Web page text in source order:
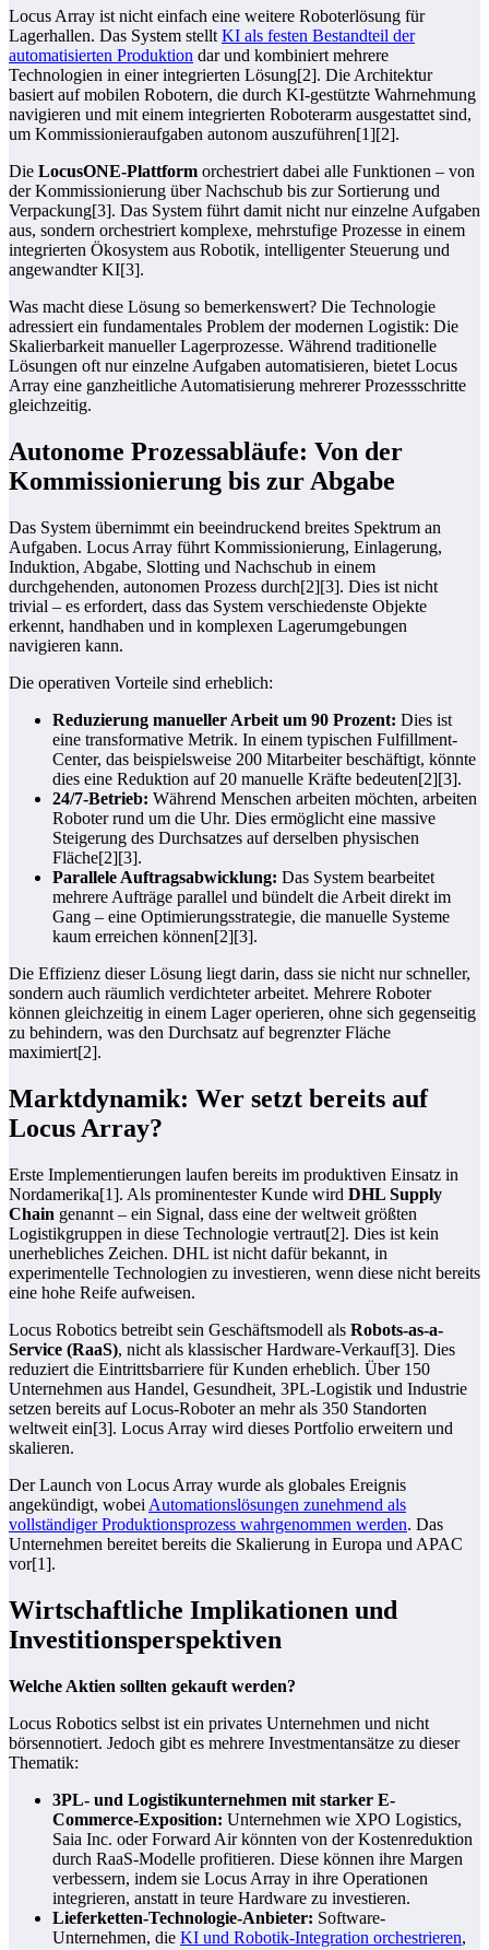
Locus Array ist nicht einfach eine weitere Roboterlösung für
Lagerhallen. Das System stelltKI als festen Bestandteil der
automatisierten Produktion dar und kombiniert mehrere
Technologien in einer integrierten Lösung[2]. Die Architektur
basiert auf mobilen Robotern, die durch KI-gestützte Wahrnehmung
navigieren und mit einem integrierten Roboterarm ausgestattet sind,
um Kommissionieraufgaben autonom auszuführen[1][2].
Die LocusONE-Plattform orchestriert dabei alle Funktionen – von
der Kommissionierung über Nachschub bis zur Sortierung und
Verpackung[3]. Das System führt damit nicht nur einzelne Aufgaben
aus, sondern orchestriert komplexe, mehrstufige Prozesse in einem
integrierten Ökosystem aus Robotik, intelligenter Steuerung und
angewandter KI[3].
Was macht diese Lösung so bemerkenswert? Die Technologie
adressiert ein fundamentales Problem der modernen Logistik: Die
Skalierbarkeit manueller Lagerprozesse. Während traditionelle
Lösungen oft nur einzelne Aufgaben automatisieren, bietet Locus
Array eine ganzheitliche Automatisierung mehrerer Prozessschritte
gleichzeitig.
Autonome Prozessabläufe: Von der
Kommissionierung bis zur Abgabe
Das System übernimmt ein beeindruckend breites Spektrum an
Aufgaben. Locus Array führt Kommissionierung, Einlagerung,
Induktion, Abgabe, Slotting und Nachschub in einem
durchgehenden, autonomen Prozess durch[2][3]. Dies ist nicht
trivial – es erfordert, dass das System verschiedenste Objekte
erkennt, handhaben und in komplexen Lagerumgebungen
navigieren kann.
Die operativen Vorteile sind erheblich:
Reduzierung manueller Arbeit um 90 Prozent: Dies ist
eine transformative Metrik. In einem typischen Fulfillment-
Center, das beispielsweise 200 Mitarbeiter beschäftigt, könnte
dies eine Reduktion auf 20 manuelle Kräfte bedeuten[2][3].
24/7-Betrieb: Während Menschen arbeiten möchten, arbeiten
Roboter rund um die Uhr. Dies ermöglicht eine massive
Steigerung des Durchsatzes auf derselben physischen
Fläche[2][3].
Parallele Auftragsabwicklung: Das System bearbeitet
mehrere Aufträge parallel und bündelt die Arbeit direkt im
Gang – eine Optimierungsstrategie, die manuelle Systeme
kaum erreichen können[2][3].
Die Effizienz dieser Lösung liegt darin, dass sie nicht nur schneller,
sondern auch räumlich verdichteter arbeitet. Mehrere Roboter
können gleichzeitig in einem Lager operieren, ohne sich gegenseitig
zu behindern, was den Durchsatz auf begrenzter Fläche
maximiert[2].
Marktdynamik: Wer setzt bereits auf
Locus Array?
Erste Implementierungen laufen bereits im produktiven Einsatz in
Nordamerika[1]. Als prominentester Kunde wird DHL Supply
Chain genannt – ein Signal, dass eine der weltweit größten
Logistikgruppen in diese Technologie vertraut[2]. Dies ist kein
unerhebliches Zeichen. DHL ist nicht dafür bekannt, in
experimentelle Technologien zu investieren, wenn diese nicht bereits
eine hohe Reife aufweisen.
Locus Robotics betreibt sein Geschäftsmodell als Robots-as-a-
Service (RaaS), nicht als klassischer Hardware-Verkauf[3]. Dies
reduziert die Eintrittsbarriere für Kunden erheblich. Über 150
Unternehmen aus Handel, Gesundheit, 3PL-Logistik und Industrie
setzen bereits auf Locus-Roboter an mehr als 350 Standorten
weltweit ein[3]. Locus Array wird dieses Portfolio erweitern und
skalieren.
Der Launch von Locus Array wurde als globales Ereignis
angekündigt, wobei Automationslösungen zunehmend als
vollständiger Produktionsprozess wahrgenommen werden. Das
Unternehmen bereitet bereits die Skalierung in Europa und APAC
vor[1].
Wirtschaftliche Implikationen und
Investitionsperspektiven
Welche Aktien sollten gekauft werden?
Locus Robotics selbst ist ein privates Unternehmen und nicht
börsennotiert. Jedoch gibt es mehrere Investmentansätze zu dieser
Thematik:
3PL- und Logistikunternehmen mit starker E-
Commerce-Exposition: Unternehmen wie XPO Logistics,
Saia Inc. oder Forward Air könnten von der Kostenreduktion
durch RaaS-Modelle profitieren. Diese können ihre Margen
verbessern, indem sie Locus Array in ihre Operationen
integrieren, anstatt in teure Hardware zu investieren.
Lieferketten-Technologie-Anbieter: Software-
Unternehmen, die KI und Robotik-Integration orchestrieren,